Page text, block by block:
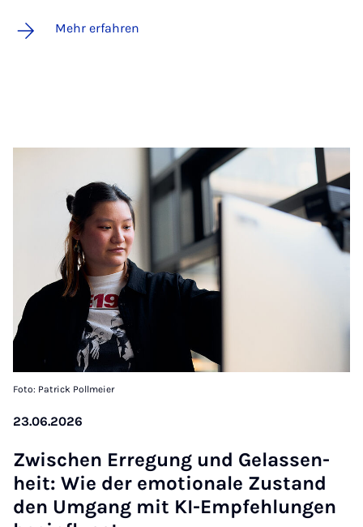
Mehr erfahren
Foto: Patrick Pollmeier
23.06.2026
Zwi­schen Er­re­gung und Ge­las­sen­
heit: Wie der emo­ti­o­na­le Zu­stand
den Um­gang mit KI-Emp­feh­lun­gen